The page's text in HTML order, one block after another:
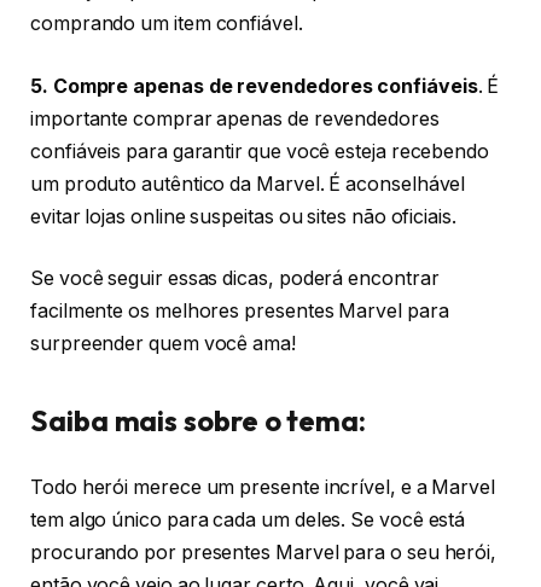
comprando um item confiável.
5. Compre apenas de revendedores confiáveis. É
importante comprar apenas de revendedores
confiáveis para garantir que você esteja recebendo
um produto autêntico da Marvel. É aconselhável
evitar lojas online suspeitas ou sites não oficiais.
Se você seguir essas dicas, poderá encontrar
facilmente os melhores presentes Marvel para
surpreender quem você ama!
Saiba mais sobre o tema:
Todo herói merece um presente incrível, e a Marvel
tem algo único para cada um deles. Se você está
procurando por presentes Marvel para o seu herói,